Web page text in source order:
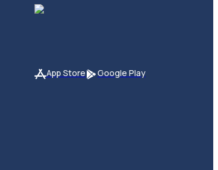
App Store Google Play